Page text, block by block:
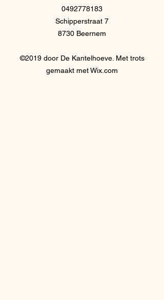
0492778183
Schipperstraat 7
8730 Beernem
©2019 door De Kantelhoeve. Met trots
gemaakt met Wix.com